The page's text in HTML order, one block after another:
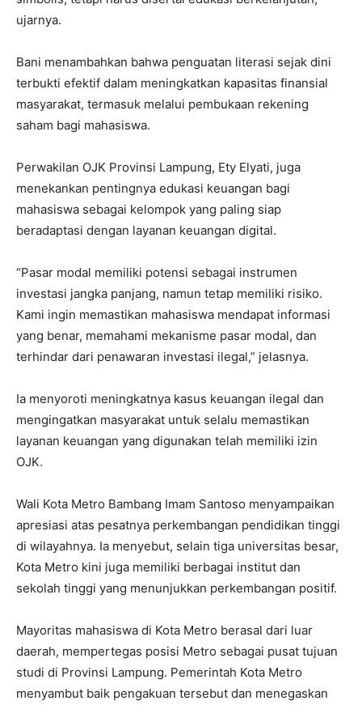
ujarnya.
Bani menambahkan bahwa penguatan literasi sejak dini
terbukti efektif dalam meningkatkan kapasitas finansial
masyarakat, termasuk melalui pembukaan rekening
saham bagi mahasiswa.
Perwakilan OJK Provinsi Lampung, Ety Elyati, juga
menekankan pentingnya edukasi keuangan bagi
mahasiswa sebagai kelompok yang paling siap
beradaptasi dengan layanan keuangan digital.
“Pasar modal memiliki potensi sebagai instrumen
investasi jangka panjang, namun tetap memiliki risiko.
Kami ingin memastikan mahasiswa mendapat informasi
yang benar, memahami mekanisme pasar modal, dan
terhindar dari penawaran investasi ilegal,” jelasnya.
Ia menyoroti meningkatnya kasus keuangan ilegal dan
mengingatkan masyarakat untuk selalu memastikan
layanan keuangan yang digunakan telah memiliki izin
OJK.
Wali Kota Metro Bambang Imam Santoso menyampaikan
apresiasi atas pesatnya perkembangan pendidikan tinggi
di wilayahnya. Ia menyebut, selain tiga universitas besar,
Kota Metro kini juga memiliki berbagai institut dan
sekolah tinggi yang menunjukkan perkembangan positif.
Mayoritas mahasiswa di Kota Metro berasal dari luar
daerah, mempertegas posisi Metro sebagai pusat tujuan
studi di Provinsi Lampung. Pemerintah Kota Metro
menyambut baik pengakuan tersebut dan menegaskan